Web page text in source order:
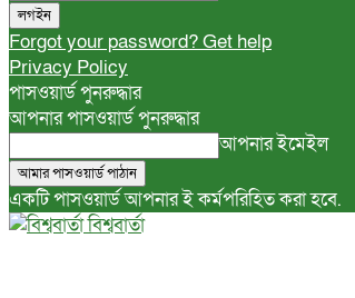
Forgot your password? Get help
Privacy Policy
পাসওয়ার্ড পুনরুদ্ধার
আপনার পাসওয়ার্ড পুনরুদ্ধার
আপনার ইমেইল
একটি পাসওয়ার্ড আপনার ই কর্মপরিহিত করা হবে.
বিশ্ববার্তা